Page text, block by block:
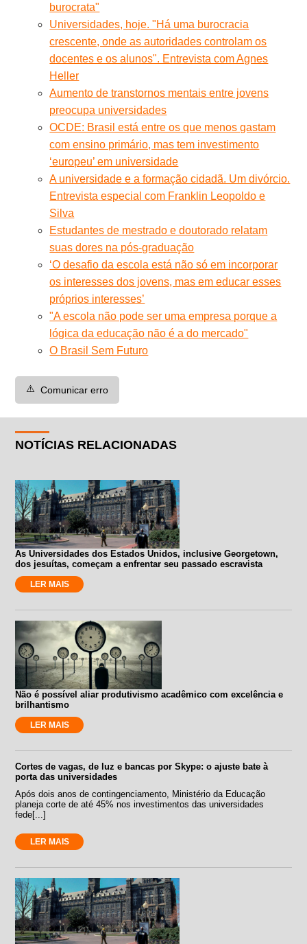
burocrata"
Universidades, hoje. "Há uma burocracia
crescente, onde as autoridades controlam os
docentes e os alunos". Entrevista com Agnes
Heller
Aumento de transtornos mentais entre jovens
preocupa universidades
OCDE: Brasil está entre os que menos gastam
com ensino primário, mas tem investimento
‘europeu’ em universidade
A universidade e a formação cidadã. Um divórcio.
Entrevista especial com Franklin Leopoldo e
Silva
Estudantes de mestrado e doutorado relatam
suas dores na pós-graduação
‘O desafio da escola está não só em incorporar
os interesses dos jovens, mas em educar esses
próprios interesses’
"A escola não pode ser uma empresa porque a
lógica da educação não é a do mercado"
O Brasil Sem Futuro
⚠️ Comunicar erro
NOTÍCIAS RELACIONADAS
As Universidades dos Estados Unidos, inclusive Georgetown,
dos jesuítas, começam a enfrentar seu passado escravista
LER MAIS
Não é possível aliar produtivismo acadêmico com excelência e
brilhantismo
LER MAIS
Cortes de vagas, de luz e bancas por Skype: o ajuste bate à
porta das universidades
Após dois anos de contingenciamento, Ministério da Educação
planeja corte de até 45% nos investimentos das universidades
fede[...]
LER MAIS